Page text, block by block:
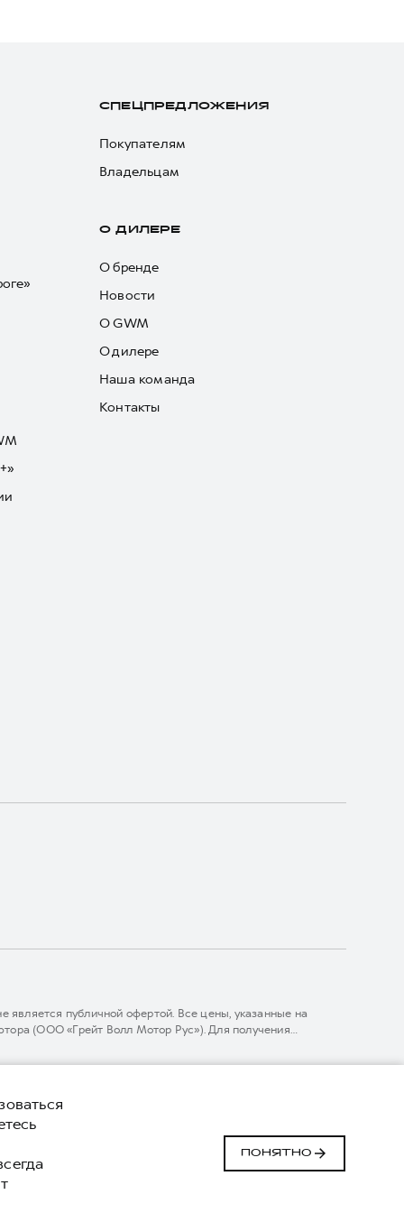
СПЕЦПРЕДЛОЖЕНИЯ
Покупателям
Владельцам
О ДИЛЕРЕ
О бренде
Новости
О GWM
О дилере
Наша команда
Контакты
публичной офертой. Все цены, указанные на
(ООО «Грейт Волл Мотор Рус»). Для получения
Сделано в ПЕРКС
ПОНЯТНО